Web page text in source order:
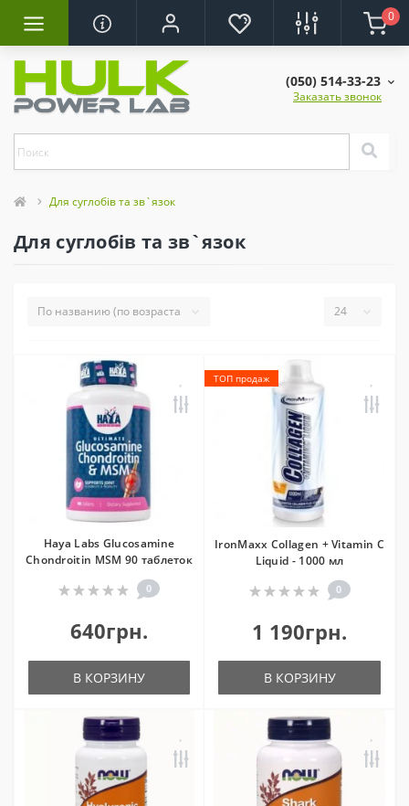
0
(050) 514-33-23
Заказать звонок
Для суглобів та зв`язок
Для суглобів та зв`язок
Haya Labs Glucosamine
Chondroitin MSM 90 таблеток
0
640грн.
В КОРЗИНУ
ТОП продаж
IronMaxx Collagen + Vitamin C
Liquid - 1000 мл
0
1 190грн.
В КОРЗИНУ